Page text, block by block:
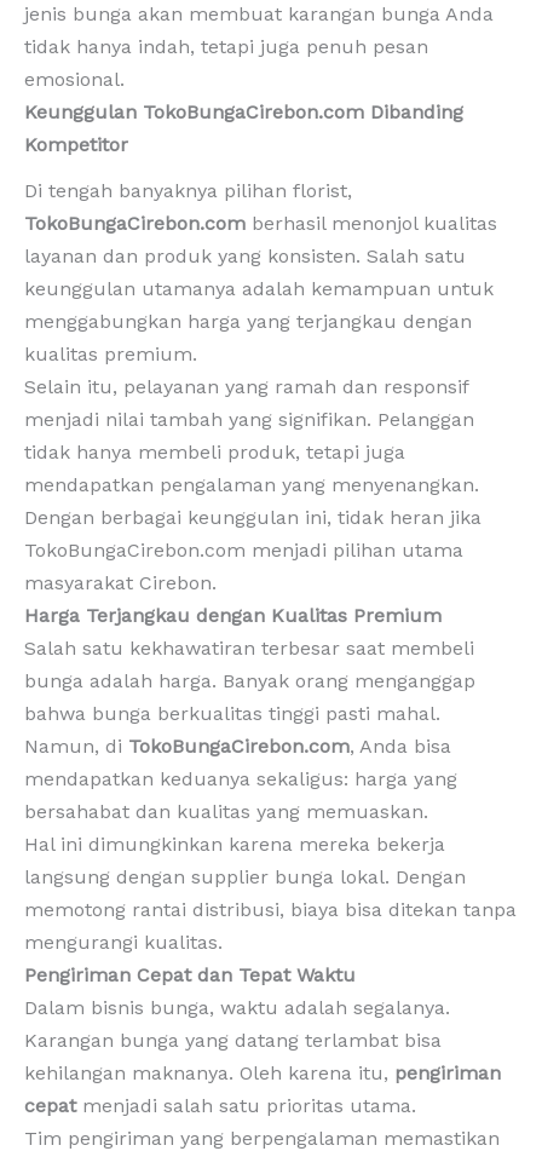
jenis bunga akan membuat karangan bunga Anda
tidak hanya indah, tetapi juga penuh pesan
emosional.
Keunggulan TokoBungaCirebon.com Dibanding
Kompetitor
Di tengah banyaknya pilihan florist,
TokoBungaCirebon.com berhasil menonjol kualitas
layanan dan produk yang konsisten. Salah satu
keunggulan utamanya adalah kemampuan untuk
menggabungkan harga yang terjangkau dengan
kualitas premium.
Selain itu, pelayanan yang ramah dan responsif
menjadi nilai tambah yang signifikan. Pelanggan
tidak hanya membeli produk, tetapi juga
mendapatkan pengalaman yang menyenangkan.
Dengan berbagai keunggulan ini, tidak heran jika
TokoBungaCirebon.com menjadi pilihan utama
masyarakat Cirebon.
Harga Terjangkau dengan Kualitas Premium
Salah satu kekhawatiran terbesar saat membeli
bunga adalah harga. Banyak orang menganggap
bahwa bunga berkualitas tinggi pasti mahal.
Namun, di TokoBungaCirebon.com, Anda bisa
mendapatkan keduanya sekaligus: harga yang
bersahabat dan kualitas yang memuaskan.
Hal ini dimungkinkan karena mereka bekerja
langsung dengan supplier bunga lokal. Dengan
memotong rantai distribusi, biaya bisa ditekan tanpa
mengurangi kualitas.
Pengiriman Cepat dan Tepat Waktu
Dalam bisnis bunga, waktu adalah segalanya.
Karangan bunga yang datang terlambat bisa
kehilangan maknanya. Oleh karena itu, pengiriman
cepatmenjadi salah satu prioritas utama.
Tim pengiriman yang berpengalaman memastikan